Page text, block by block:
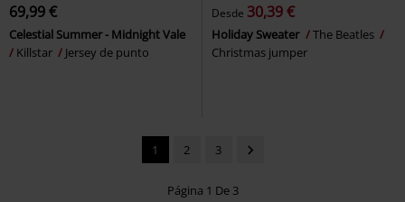
69,99 €
Celestial Summer - Midnight Vale
Killstar
Jersey de punto
Desde 30,39 €
Holiday Sweater
The Beatles
Christmas jumper
1 2 3
Página 1 De 3